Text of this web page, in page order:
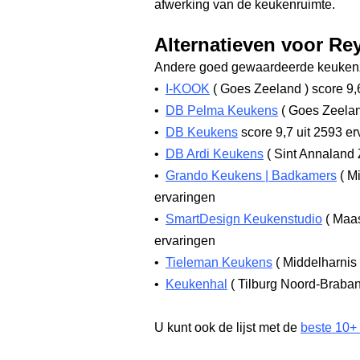
afwerking van de keukenruimte.
Alternatieven voor
Andere goed gewaardeerde
•
I-KOOK ( Goes Zeeland ) score
•
DB Pelma Keukens ( Goes
•
DB Keukens score 9,7 uit 2593
•
DB Ardi Keukens ( Sint
• Grando Keukens | Badkamers (
ervaringen
• SmartDesign Keukenstudio (
ervaringen
• Tieleman Keukens (
•
Keukenhal ( Tilburg Noord-
U kunt ook de lijst met de beste